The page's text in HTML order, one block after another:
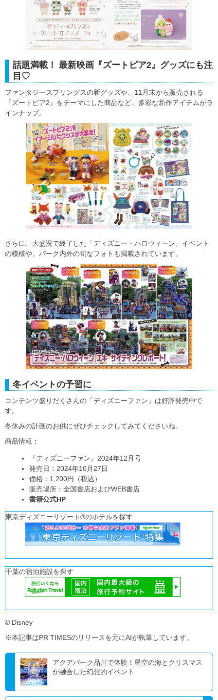
話題満載！ 最新映画『ズートピア2』グッズにも注
目♡
ファンタジースプリングスの新グッズや、11月末から販売される
『ズートピア2』をテーマにした商品など、多彩な新作アイテムがラ
インナップ。
さらに、大盛況で終了した「ディズニー・ハロウィーン」イベント
の模様や、パーク内外の旬なフォトも掲載されています。
冬イベントの予習に
コンテンツ盛りだくさんの「ディズニーファン」は好評発売中で
す。
冬休みの計画のお供にぜひチェックしてみてくださいね。
商品情報：
『ディズニーファン』2024年12月号
発売日：2024年10月27日
価格：1,200円（税込）
販売場所：全国書店およびWEB書店
書籍公式HP
東京ディズニーリゾート®のホテルを探す
千葉の宿泊施設を探す
© Disney
※本記事はPR TIMESのリリースを元にAIが執筆しています。
アクアパーク品川で体験！星空の海とクリスマス
が融合した幻想的イベント